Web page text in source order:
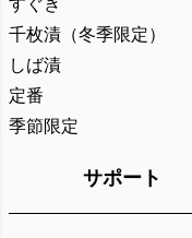
すぐき
千枚漬（冬季限定）
しば漬
定番
季節限定
サポート